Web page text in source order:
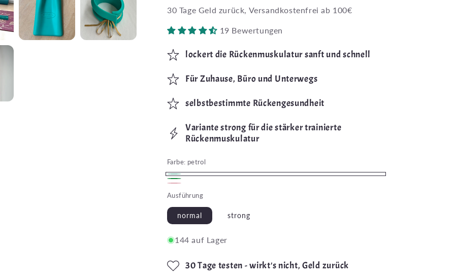
30 Tage Geld zurück, Versandkostenfrei ab 100€
19 Bewertungen
lockert die Rückenmuskulatur sanft und schnell
Für Zuhause, Büro und Unterwegs
selbstbestimmte Rückengesundheit
Variante strong für die stärker trainierte
Rückenmuskulatur
Farbe: petrol
petrol
Grün
Ausführung
normal strong
144 auf Lager
30 Tage testen - wirkt's nicht, Geld zurück